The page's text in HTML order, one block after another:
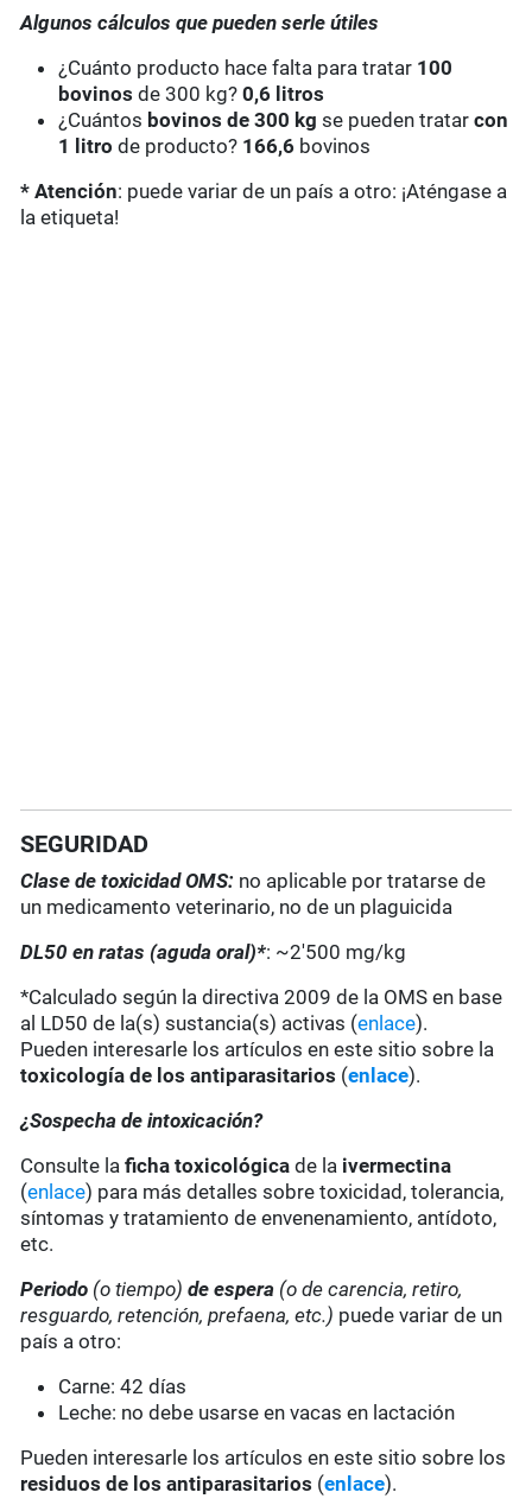
Algunos cálculos que pueden serle útiles
¿Cuánto producto hace falta para tratar 100
bovinosde 300 kg?0,6 litros
¿Cuántos bovinos de 300 kg se pueden tratarcon
1 litro de producto? 166,6 bovinos
* Atención: puede variar de un país a otro: ¡Aténgase a
la etiqueta!
SEGURIDAD
Clase de toxicidad OMS: no aplicable por tratarse de
un medicamento veterinario, no de un plaguicida
DL50 en ratas (aguda oral)*: ~2'500 mg/kg
*Calculado según la directiva 2009 de la OMS en base
al LD50 de la(s) sustancia(s) activas (enlace).
Pueden interesarle los artículos en este sitio sobre la
toxicología de los antiparasitarios (enlace).
¿Sospecha de intoxicación?
Consulte laficha toxicológica de la ivermectina
(enlace) para más detalles sobre toxicidad, tolerancia,
síntomas y tratamiento de envenenamiento, antídoto,
etc.
Periodo (o tiempo) de espera (o de carencia, retiro,
resguardo, retención, prefaena, etc.) puede variar de un
país a otro:
Carne: 42 días
Leche: no debe usarse en vacas en lactación
Pueden interesarle los artículos en este sitio sobre los
residuos de los antiparasitarios (enlace).